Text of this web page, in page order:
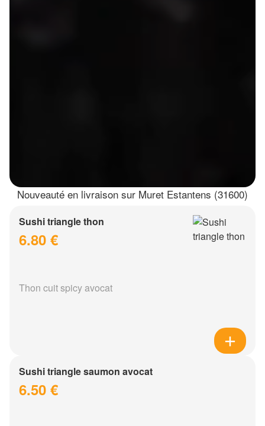
Nouveauté en livraison sur Muret Estantens (31600)
Sushi triangle thon
6.80 €
Thon cuit spicy avocat
Sushi triangle saumon avocat
6.50 €